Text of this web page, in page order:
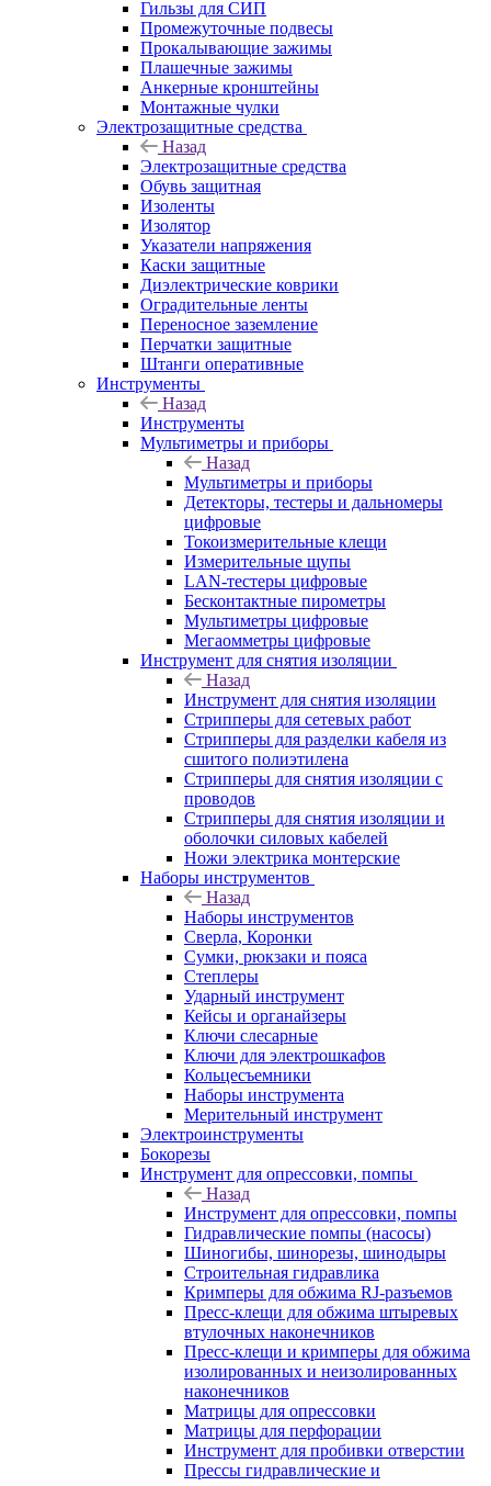
Гильзы для СИП
Промежуточные подвесы
Прокалывающие зажимы
Плашечные зажимы
Анкерные кронштейны
Монтажные чулки
Электрозащитные средства
Назад
Электрозащитные средства
Обувь защитная
Изоленты
Изолятор
Указатели напряжения
Каски защитные
Диэлектрические коврики
Оградительные ленты
Переносное заземление
Перчатки защитные
Штанги оперативные
Инструменты
Назад
Инструменты
Мультиметры и приборы
Назад
Мультиметры и приборы
Детекторы, тестеры и дальномеры
цифровые
Токоизмерительные клещи
Измерительные щупы
LAN-тестеры цифровые
Бесконтактные пирометры
Мультиметры цифровые
Мегаомметры цифровые
Инструмент для снятия изоляции
Назад
Инструмент для снятия изоляции
Стрипперы для сетевых работ
Стрипперы для разделки кабеля из
сшитого полиэтилена
Cтрипперы для снятия изоляции с
проводов
Стрипперы для снятия изоляции и
оболочки силовых кабелей
Ножи электрика монтерские
Наборы инструментов
Назад
Наборы инструментов
Сверла, Коронки
Сумки, рюкзаки и пояса
Степлеры
Ударный инструмент
Кейсы и органайзеры
Ключи слесарные
Ключи для электрошкафов
Кольцесъемники
Наборы инструмента
Мерительный инструмент
Электроинструменты
Бокорезы
Инструмент для опрессовки, помпы
Назад
Инструмент для опрессовки, помпы
Гидравлические помпы (насосы)
Шиногибы, шинорезы, шинодыры
Строительная гидравлика
Кримперы для обжима RJ-разъемов
Пресс-клещи для обжима штыревых
втулочных наконечников
Пресс-клещи и кримперы для обжима
изолированных и неизолированных
наконечников
Матрицы для опрессовки
Матрицы для перфорации
Инструмент для пробивки отверстии
Прессы гидравлические и